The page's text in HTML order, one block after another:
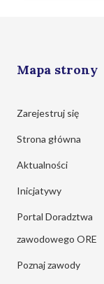
Mapa strony
Zarejestruj się
Strona główna
Aktualności
Inicjatywy
Portal Doradztwa
zawodowego ORE
Poznaj zawody